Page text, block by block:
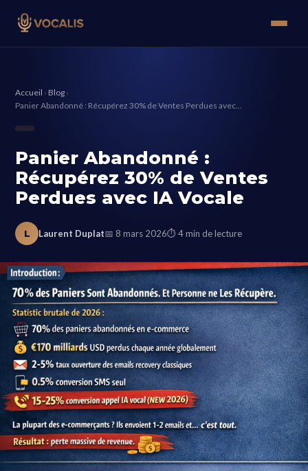
Accueil › Blog ›
Panier Abandonné : Récupérez 30% de Ventes Perdues avec…
Panier Abandonné :
Récupérez 30% de Ventes
Perdues avec IA Vocale
L Laurent Duplat📅 8 mars 2026⏱ 4 min de lecture